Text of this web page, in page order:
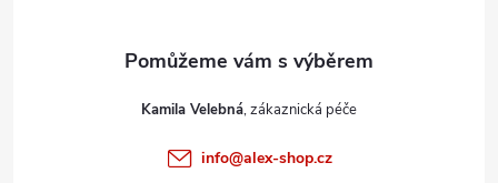
Kamila Velebná
info@alex-shop.cz